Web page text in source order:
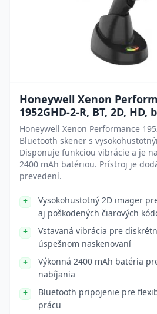
Honeywell Xenon
1952GHD-2-R, BT, 2D, HD,
Honeywell Xenon Performance
Bluetooth skener s
Disponuje funkciou vibrácie a je
2400 mAh batériou. Prístroj je
prevedení.
Vysokohustotný 2D imager
aj poškodených čiarových
Vstavaná vibrácia pre
úspešnom naskenovaní
Výkonná 2400 mAh batéria
nabíjania
Bluetooth pripojenie pre
prácu